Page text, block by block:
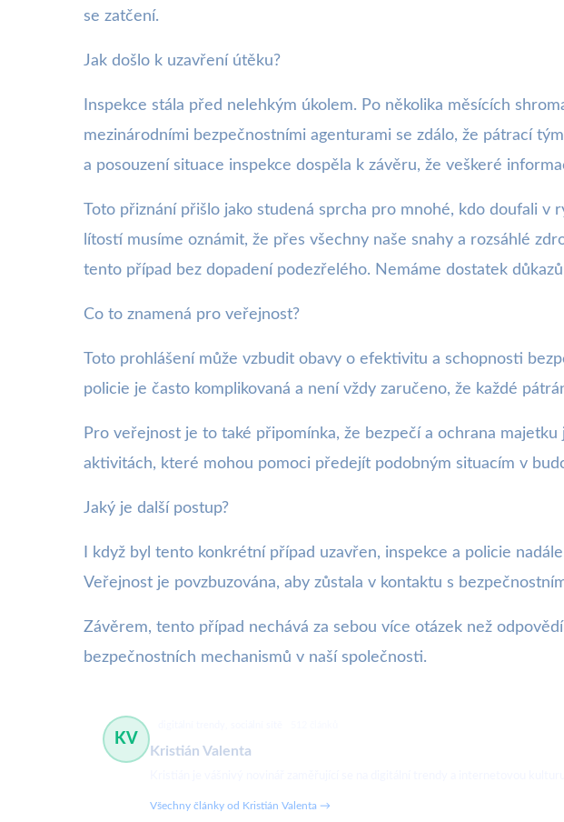
se zatčení.
Jak došlo k uzavření útěku?
Inspekce stála před nelehkým úkolem. Po několika měsících
mezinárodními bezpečnostními agenturami se zdálo, že pátrací
a posouzení situace inspekce dospěla k závěru, že veškeré
Toto přiznání přišlo jako studená sprcha pro mnohé, kdo doufali v
lítostí musíme oznámit, že přes všechny naše snahy a rozsáhlé
tento případ bez dopadení podezřelého. Nemáme dostatek
Co to znamená pro veřejnost?
Toto prohlášení může vzbudit obavy o efektivitu a schopnosti
policie je často komplikovaná a není vždy zaručeno, že každé
Pro veřejnost je to také připomínka, že bezpečí a ochrana
aktivitách, které mohou pomoci předejít podobným situacím v
Jaký je další postup?
I když byl tento konkrétní případ uzavřen, inspekce a policie
Veřejnost je povzbuzována, aby zůstala v kontaktu s
Závěrem, tento případ nechává za sebou více otázek než
bezpečnostních mechanismů v naší společnosti.
KV
Kristián Valenta
Všechny články od Kristián Valenta →